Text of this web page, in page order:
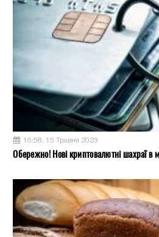
16:58, 15 Травня 2023
Обережно! Нові криптовалютні шахраї в